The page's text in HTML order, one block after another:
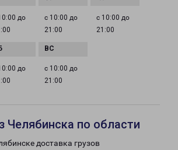
до
с 10:00 до
21:00
с 10:00 до
21:00
до
с 10:00 до
21:00
Челябинска по области
доставка грузов